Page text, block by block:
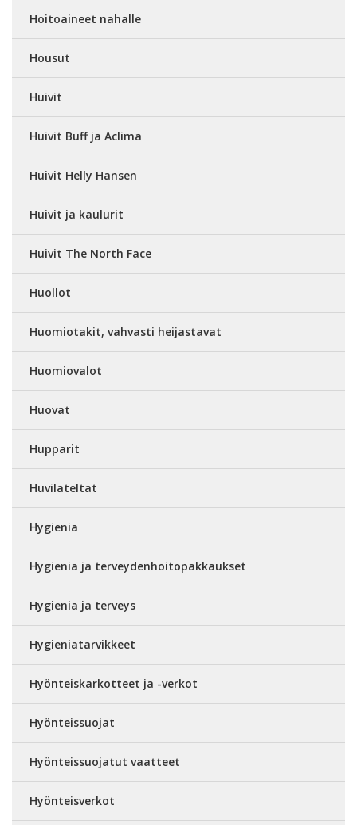
Hoitoaineet nahalle
Housut
Huivit
Huivit Buff ja Aclima
Huivit Helly Hansen
Huivit ja kaulurit
Huivit The North Face
Huollot
Huomiotakit, vahvasti heijastavat
Huomiovalot
Huovat
Hupparit
Huvilateltat
Hygienia
Hygienia ja terveydenhoitopakkaukset
Hygienia ja terveys
Hygieniatarvikkeet
Hyönteiskarkotteet ja -verkot
Hyönteissuojat
Hyönteissuojatut vaatteet
Hyönteisverkot